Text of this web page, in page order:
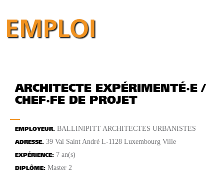
EMPLOI
ARCHITECTE EXPÉRIMENTÉ·E /
CHEF·FE DE PROJET
EMPLOYEUR. BALLINIPITT ARCHITECTES URBANISTES
ADRESSE. 39 Val Saint André L-1128 Luxembourg Ville
EXPÉRIENCE: 7 an(s)
DIPLÔME: Master 2